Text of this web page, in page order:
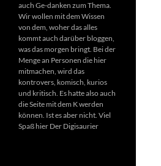
auch Ge-danken zum Thema.
Wir wollen mit dem Wissen
von dem, woher das alles
kommt auch darüber bloggen,
was das morgen bringt. Bei der
Menge an Personen die hier
mitmachen, wird das
kontrovers, komisch, kurios
und kritisch. Es hatte also auch
die Seite mit dem K werden
können. Ist es aber nicht. Viel
Spaß hier Der Digisaurier